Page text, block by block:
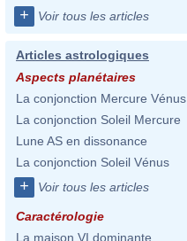
+ Voir tous les articles
Articles astrologiques
Aspects planétaires
La conjonction Mercure Vénus
La conjonction Soleil Mercure
Lune AS en dissonance
La conjonction Soleil Vénus
+ Voir tous les articles
Caractérologie
La maison VI dominante